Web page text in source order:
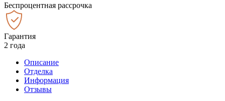
Беспроцентная рассрочка
Гарантия
2 года
Описание
Отделка
Информация
Отзывы